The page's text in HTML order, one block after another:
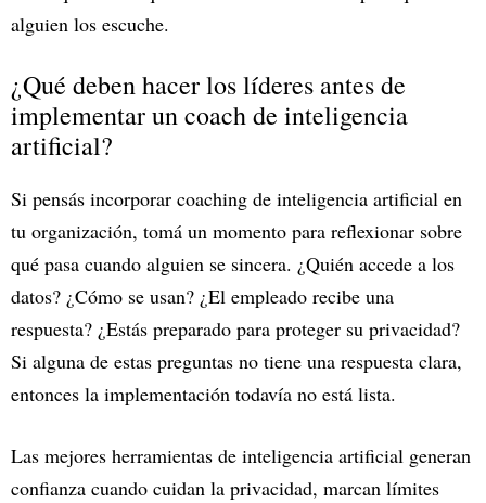
alguien los escuche.
¿Qué deben hacer los líderes antes de
implementar un coach de inteligencia
artificial?
Si pensás incorporar coaching de inteligencia artificial en
tu organización, tomá un momento para reflexionar sobre
qué pasa cuando alguien se sincera. ¿Quién accede a los
datos? ¿Cómo se usan? ¿El empleado recibe una
respuesta? ¿Estás preparado para proteger su privacidad?
Si alguna de estas preguntas no tiene una respuesta clara,
entonces la implementación todavía no está lista.
Las mejores herramientas de inteligencia artificial generan
confianza cuando cuidan la privacidad, marcan límites